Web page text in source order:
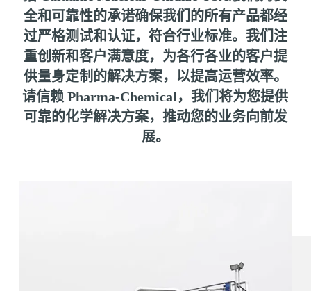
全和可靠性的承诺确保我们的所有产品都经
过严格测试和认证，符合行业标准。我们注
重创新和客户满意度，为各行各业的客户提
供量身定制的解决方案，以提高运营效率。
请信赖 Pharma-Chemical，我们将为您提供
可靠的化学解决方案，推动您的业务向前发
展。